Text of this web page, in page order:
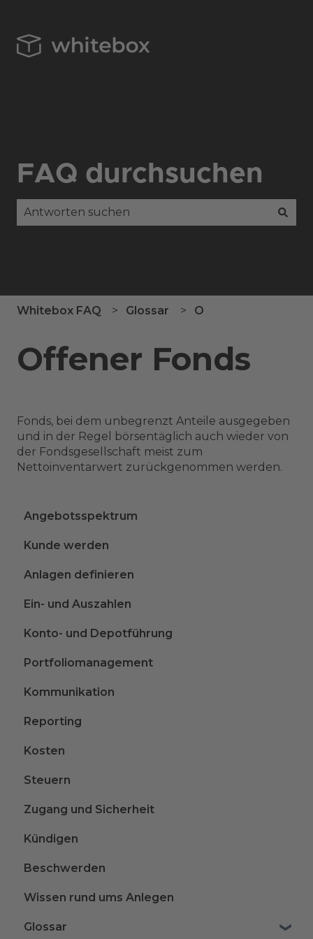
FAQ durchsuchen
Whitebox FAQ Glossar O
Offener Fonds
Fonds, bei dem unbegrenzt Anteile ausgegeben
und in der Regel börsentäglich auch wieder von
der Fondsgesellschaft meist zum
Nettoinventarwert zurückgenommen werden.
Angebotsspektrum
Kunde werden
Anlagen definieren
Ein- und Auszahlen
Konto- und Depotführung
Portfoliomanagement
Kommunikation
Reporting
Kosten
Steuern
Zugang und Sicherheit
Kündigen
Beschwerden
Wissen rund ums Anlegen
Glossar